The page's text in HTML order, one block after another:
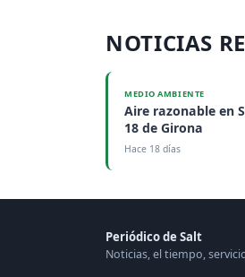
NOTICIAS
MEDIO AMBIENTE
Aire razonable en
18 de Girona
Hace 18 días
Periódico de Salt
Noticias, el tiempo,